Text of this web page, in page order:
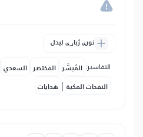
نورې ژباړې لیدل
التفاسير: المُيسَّر المختصر السعدي
النفحات المكية | هدايات